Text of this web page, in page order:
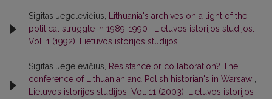
Sigitas Jegelevičius,
Lithuania's archives on a light of the
political struggle in 1989-1990
Lietuvos istorijos studijos:
Vol. 1 (1992): Lietuvos istorijos studijos
Sigitas Jegelevičius,
Resistance or collaboration? The
conference of Lithuanian and Polish historian's in Warsaw
Lietuvos istorijos studijos: Vol. 11 (2003): Lietuvos istorijos